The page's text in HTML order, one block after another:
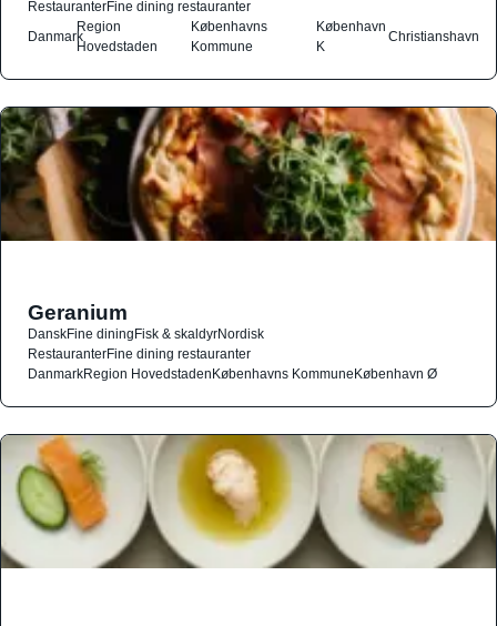
RestauranterFine dining restauranter
Danmark
Region
Hovedstaden
Københavns
Kommune
København
K
Christianshavn
Geranium
DanskFine diningFisk & skaldyrNordisk
RestauranterFine dining restauranter
DanmarkRegion HovedstadenKøbenhavns KommuneKøbenhavn Ø